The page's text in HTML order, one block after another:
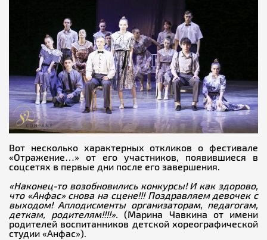
Вот несколько характерных откликов о фестивале
«Отражение…» от его участников, появившиеся в
соцсетях в первые дни после его завершения.
«Наконец-то возобновились конкурсы! И как здорово,
что «Анфас» снова на сцене!!! Поздравляем девочек с
выходом! Аплодисменты организаторам, педагогам,
деткам, родителям!!!!».(Марина Чавкина от имени
родителей воспитанников детской хореографической
студии «Анфас»).